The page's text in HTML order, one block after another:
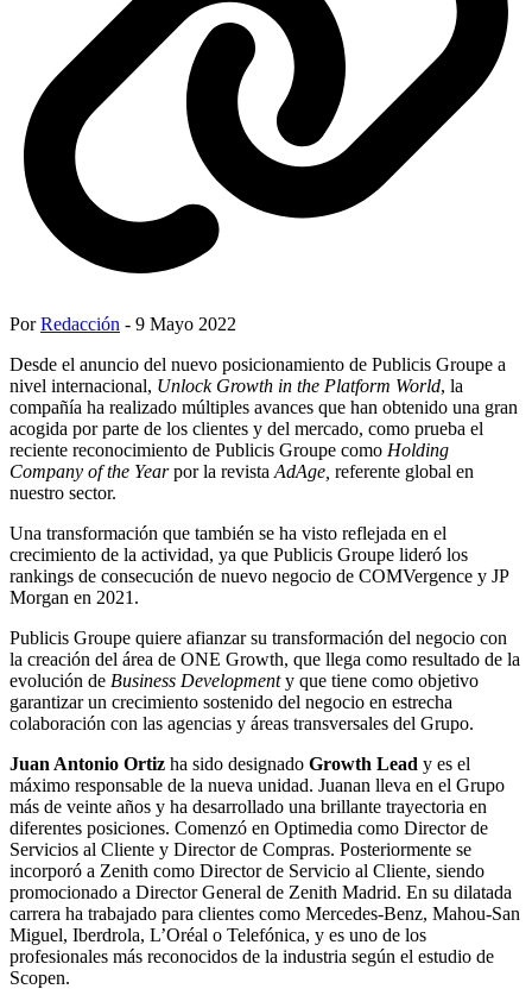
PorRedacción - 9 Mayo 2022
Desde el anuncio del nuevo posicionamiento de Publicis Groupe a
nivel internacional, Unlock Growth in the Platform World, la
compañía ha realizado múltiples avances que han obtenido una gran
acogida por parte de los clientes y del mercado, como prueba el
reciente reconocimiento de Publicis Groupe como Holding
Company of the Yearpor la revista AdAge, referente global en
nuestro sector.
Una transformación que también se ha visto reflejada en el
crecimiento de la actividad, ya que Publicis Groupe lideró los
rankings de consecución de nuevo negocio de COMVergence y JP
Morgan en 2021.
Publicis Groupe quiere afianzar su transformación del negocio con
la creación del área de ONE Growth, que llega como resultado de la
evolución de Business Developmenty que tiene como objetivo
garantizar un crecimiento sostenido del negocio en estrecha
colaboración con las agencias y áreas transversales del Grupo.
Juan Antonio Ortiz ha sido designado Growth Lead y es el
máximo responsable de la nueva unidad. Juanan lleva en el Grupo
más de veinte años y ha desarrollado una brillante trayectoria en
diferentes posiciones. Comenzó en Optimedia como Director de
Servicios al Cliente y Director de Compras. Posteriormente se
incorporó a Zenith como Director de Servicio al Cliente, siendo
promocionado a Director General de Zenith Madrid. En su dilatada
carrera ha trabajado para clientes como Mercedes-Benz, Mahou-San
Miguel, Iberdrola, L’Oréal o Telefónica, y es uno de los
profesionales más reconocidos de la industria según el estudio de
Scopen.